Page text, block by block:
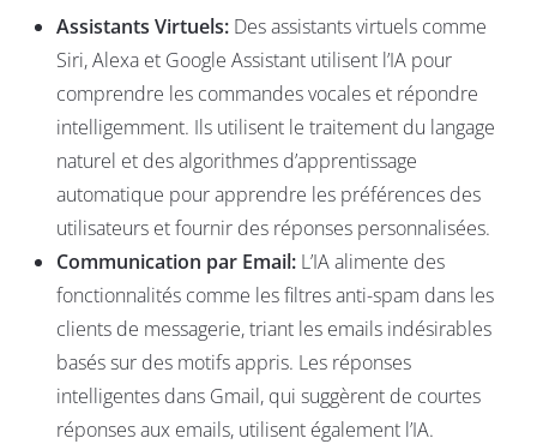
Assistants Virtuels: Des assistants virtuels comme
Siri, Alexa et Google Assistant utilisent l’IA pour
comprendre les commandes vocales et répondre
intelligemment. Ils utilisent le traitement du langage
naturel et des algorithmes d’apprentissage
automatique pour apprendre les préférences des
utilisateurs et fournir des réponses personnalisées.
Communication par Email: L’IA alimente des
fonctionnalités comme les filtres anti-spam dans les
clients de messagerie, triant les emails indésirables
basés sur des motifs appris. Les réponses
intelligentes dans Gmail, qui suggèrent de courtes
réponses aux emails, utilisent également l’IA.